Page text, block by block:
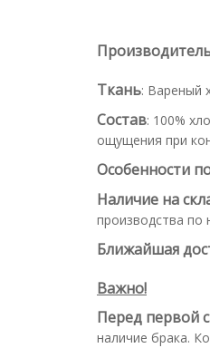
Ткань: Вареный
Состав: 100%
ощущения при
Особенности
Наличие на
производства по
Ближайшая
Важно!
Перед первой
наличие брака.